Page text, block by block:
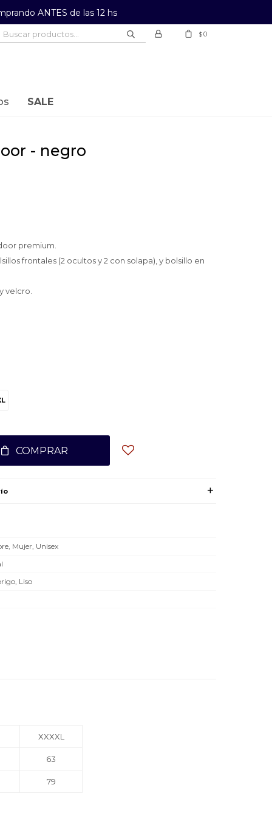
ANTES de las 12 hs
SALE
$0
- negro
premium.
frontales (2 ocultos y 2 con solapa), y bolsillo en
velcro.
COMPRAR
Mujer, Unisex
Liso
XXXXL
63
79